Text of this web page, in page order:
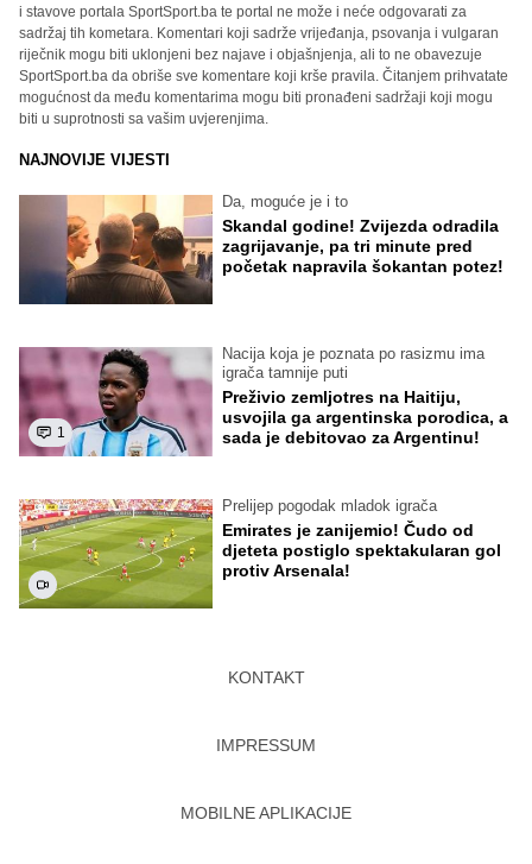
i stavove portala SportSport.ba te portal ne može i neće odgovarati za
sadržaj tih kometara. Komentari koji sadrže vrijeđanja, psovanja i vulgaran
riječnik mogu biti uklonjeni bez najave i objašnjenja, ali to ne obavezuje
SportSport.ba da obriše sve komentare koji krše pravila. Čitanjem prihvatate
mogućnost da među komentarima mogu biti pronađeni sadržaji koji mogu
biti u suprotnosti sa vašim uvjerenjima.
NAJNOVIJE VIJESTI
Da, moguće je i to
Skandal godine! Zvijezda odradila
zagrijavanje, pa tri minute pred
početak napravila šokantan potez!
1
Nacija koja je poznata po rasizmu ima
igrača tamnije puti
Preživio zemljotres na Haitiju,
usvojila ga argentinska porodica, a
sada je debitovao za Argentinu!
Prelijep pogodak mladok igrača
Emirates je zanijemio! Čudo od
djeteta postiglo spektakularan gol
protiv Arsenala!
KONTAKT
IMPRESSUM
MOBILNE APLIKACIJE